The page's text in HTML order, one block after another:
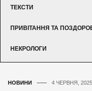
ТЕКСТИ
ПРИВІТАННЯ ТА
НЕКРОЛОГИ
НОВИНИ 4 ЧЕРВНЯ, 2025